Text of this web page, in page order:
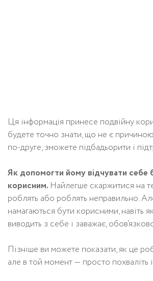
Ця інформація принесе подвійну
будете точно знати, що не є
по-друге, зможете підбадьорити і
Як допомогти йому відчувати себе
корисним. Найлегше скаржитися на
роблять або роблять неправильно.
намагаються бути корисними, навіть
виводить з себе і заважає,
Пізніше ви можете показати, як це
але в той момент — просто похваліть